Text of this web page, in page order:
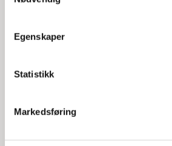
Egenskaper
Statistikk
Markedsføring